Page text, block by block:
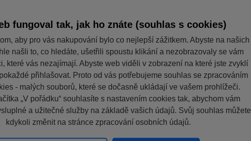
fungoval tak, jak ho znáte (souhlas s cookies)
aby pro vás nakupování bylo co nejlepší zážitkem. Abyste na našich
našli to, co hledáte, ušetřili spoustu klikání a nezobrazovaly se vám
které vás nezajímají. Abyste web viděli v zobrazení na které jste zvyklí
přihlašovat. Proto od vás potřebujeme souhlas se zpracováním
- malých souborů, které se dočasně ukládají ve vašem prohlížeči.
„V pořádku“ souhlasíte s nastavením cookies tak, abychom vám
a užitečné služby na základě vašich údajů. Svůj souhlas můžete
kdykoli změnit na stránce zpracování osobních údajů.